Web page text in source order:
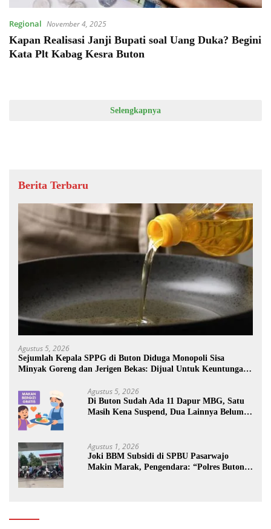
Regional November 4, 2025
Kapan Realisasi Janji Bupati soal Uang Duka? Begini
Kata Plt Kabag Kesra Buton
Selengkapnya
Berita Terbaru
Agustus 5, 2026
Sejumlah Kepala SPPG di Buton Diduga Monopoli Sisa
Minyak Goreng dan Jerigen Bekas: Dijual Untuk Keuntungan
Agustus 5, 2026
Di Buton Sudah Ada 11 Dapur MBG, Satu
Masih Kena Suspend, Dua Lainnya Belum
Agustus 1, 2026
Joki BBM Subsidi di SPBU Pasarwajo
Makin Marak, Pengendara: “Polres Buton